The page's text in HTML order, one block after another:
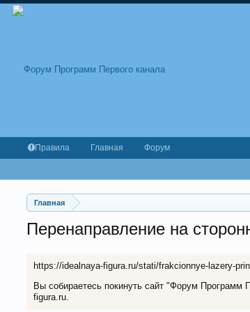
Главная
Перенаправление на
https://idealnaya-figura.ru/stati/frakcionnye-lazery-
Вы собираетесь покинуть сайт "Форум Программ
figura.ru.
Правила Главная Форум